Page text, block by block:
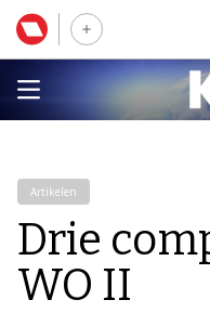
Artikelen
Drie
WO II